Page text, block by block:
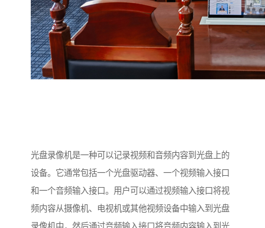
光盘录像机是一种可以记录视频和音频内容到光盘上的
设备。它通常包括一个光盘驱动器、一个视频输入接口
和一个音频输入接口。用户可以通过视频输入接口将视
频内容从摄像机、电视机或其他视频设备中输入到光盘